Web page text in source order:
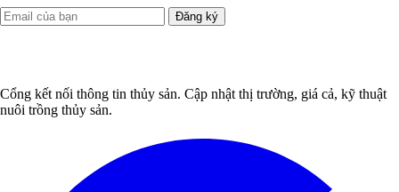
Đăng ký
Cổng kết nối thông tin thủy sản. Cập nhật thị trường, giá cả, kỹ thuật
nuôi trồng thủy sản.